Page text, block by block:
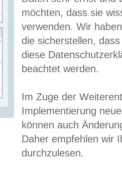
möchten, dass sie
verwenden. Wir
die sicherstellen,
diese
beachtet werden.
Im Zuge der
Implementierung
können auch
Daher empfehlen wir
durchzulesen.